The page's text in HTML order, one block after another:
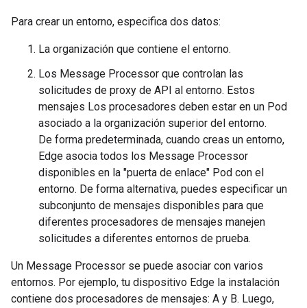
Para crear un entorno, especifica dos datos:
La organización que contiene el entorno.
Los Message Processor que controlan las
solicitudes de proxy de API al entorno. Estos
mensajes Los procesadores deben estar en un Pod
asociado a la organización superior del entorno.
De forma predeterminada, cuando creas un entorno,
Edge asocia todos los Message Processor
disponibles en la "puerta de enlace" Pod con el
entorno. De forma alternativa, puedes especificar un
subconjunto de mensajes disponibles para que
diferentes procesadores de mensajes manejen
solicitudes a diferentes entornos de prueba.
Un Message Processor se puede asociar con varios
entornos. Por ejemplo, tu dispositivo Edge la instalación
contiene dos procesadores de mensajes: A y B. Luego,